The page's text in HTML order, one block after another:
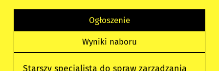
Ogłoszenie
Wyniki naboru
Starszy specjalista do spraw zarządzania